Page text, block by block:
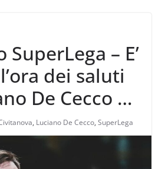
SuperLega – E’
dei saluti
De Cecco e
, Luciano De Cecco, SuperLega